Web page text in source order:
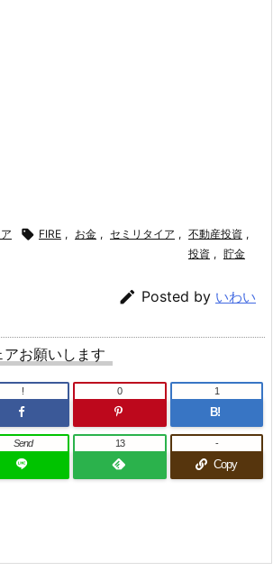
 FIRE , お金 , セミリタイア , 不動産投資 ,
投資 , 貯金
 Posted by いわい
お願いします
! 0
B!
1
Send 13
Copy
-